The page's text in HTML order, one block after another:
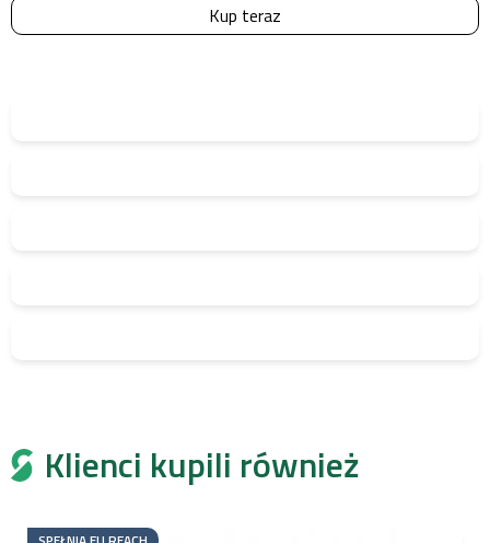
Kup teraz
Klienci kupili również